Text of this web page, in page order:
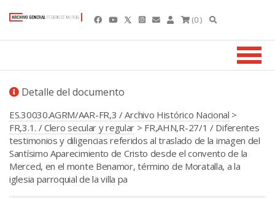
(0 )
Detalle del documento
ES.30030.AGRM/AAR-FR,3 / Archivo Histórico Nacional >
FR,3.1. / Clero secular y regular > FR,AHN,R-27/1 / Diferentes
testimonios y diligencias referidos al traslado de la imagen del
Santísimo Aparecimiento de Cristo desde el convento de la
Merced, en el monte Benamor, término de Moratalla, a la
iglesia parroquial de la villa pa